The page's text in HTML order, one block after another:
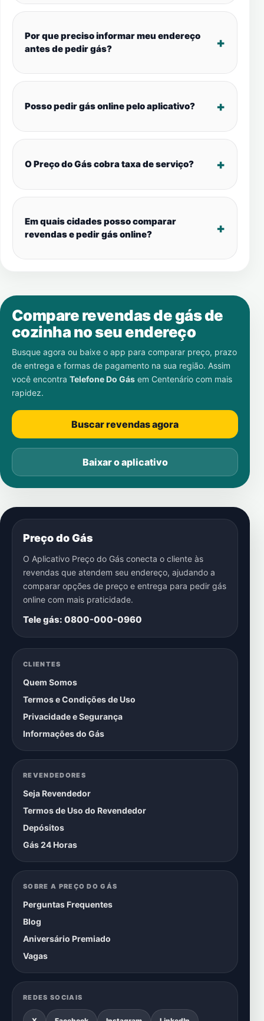
Por que preciso informar meu endereço
antes de pedir gás?
Posso pedir gás online pelo aplicativo?
O Preço do Gás cobra taxa de serviço?
Em quais cidades posso comparar
revendas e pedir gás online?
Compare revendas de gás de
cozinha no seu endereço
Busque agora ou baixe o app para comparar preço, prazo
de entrega e formas de pagamento na sua região. Assim
você encontra Telefone Do Gás em Centenário com mais
rapidez.
Buscar revendas agora
Baixar o aplicativo
Preço do Gás
O Aplicativo Preço do Gás conecta o cliente às
revendas que atendem seu endereço, ajudando a
comparar opções de preço e entrega para pedir gás
online com mais praticidade.
Tele gás: 0800-000-0960
CLIENTES
Quem Somos
Termos e Condições de Uso
Privacidade e Segurança
Informações do Gás
REVENDEDORES
Seja Revendedor
Termos de Uso do Revendedor
Depósitos
Gás 24 Horas
SOBRE A PREÇO DO GÁS
Perguntas Frequentes
Blog
Aniversário Premiado
Vagas
REDES SOCIAIS